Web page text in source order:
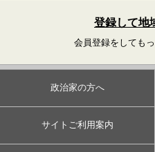
登録して地
会員登録をしても
政治家の方へ
サイトご利用案内